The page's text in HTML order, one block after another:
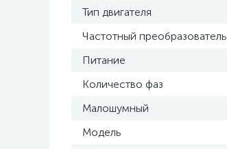
Тип двигателя
Частотный преобразователь
Питание
Количество фаз
Малошумный
Модель